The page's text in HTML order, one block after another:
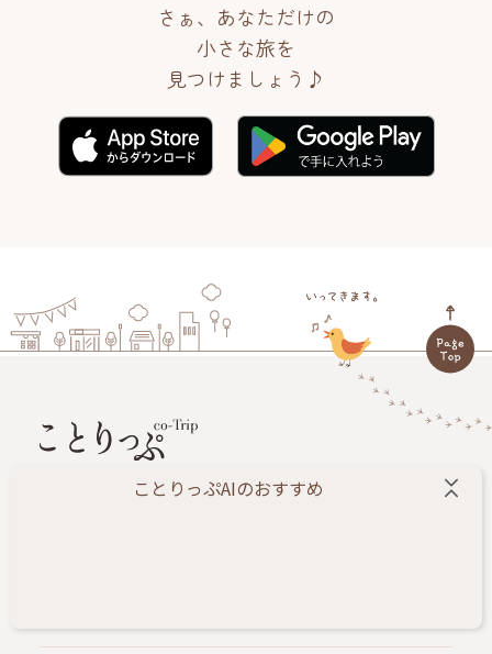
さぁ、あなただけの
小さな旅を
見つけましょう♪
旅する人に小さなしあわせをお届けします。
ことりっぷAIのおすすめ